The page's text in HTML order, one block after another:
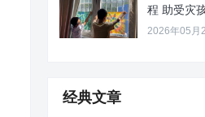
程 助受灾
2026年05月
经典文章